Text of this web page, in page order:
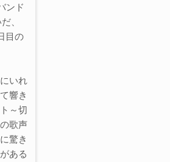
ンド
、
目の
いれ
響き
～切
歌声
驚き
ある